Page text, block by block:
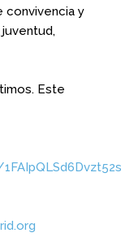
convivencia y
Este